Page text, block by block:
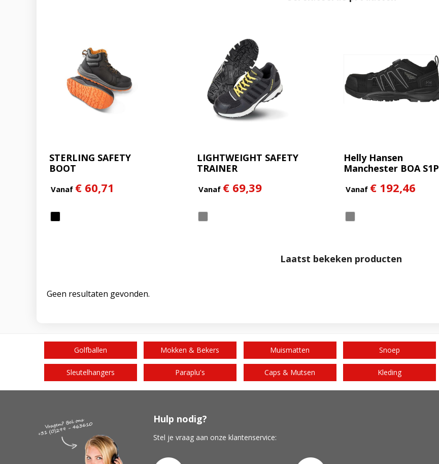
STERLING SAFETY
BOOT
Vanaf € 60,71
LIGHTWEIGHT SAFETY
TRAINER
Vanaf € 69,39
Helly Hansen
Manchester BOA S1P
Vanaf € 192,46
Laatst bekeken producten
Geen resultaten gevonden.
Golfballen Mokken & Bekers Muismatten Snoep
Sleutelhangers Paraplu's Caps & Mutsen Kleding
Hulp nodig?
Stel je vraag aan onze klantenservice: